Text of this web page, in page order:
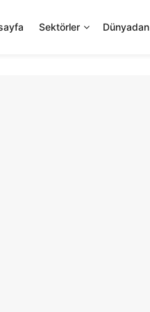
Sektörler Dünyadan